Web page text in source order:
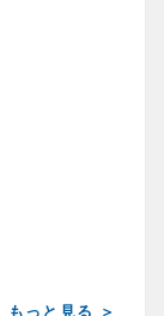
もっと見る ＞